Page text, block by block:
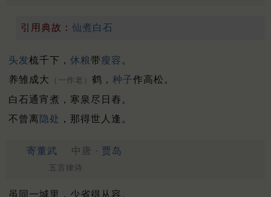
引用典故： 仙煮白石
头发梳千下， 休粮带瘦容 。
养雏成大
（一作老） 鹤， 种子作高松。
白石通宵煮，寒泉尽日舂。
不曾离 隐处 ，那得世人逢。
寄董武 中唐 · 贾岛
五言律诗
虽同一城里，少省得从容。